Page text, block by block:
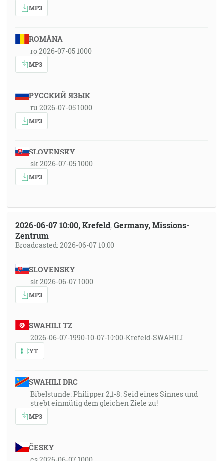
MP3
ROMÂNA
ro 2026-07-05 1000
MP3
РУССКИЙ ЯЗЫК
ru 2026-07-05 1000
MP3
SLOVENSKY
sk 2026-07-05 1000
MP3
2026-06-07 10:00, Krefeld, Germany, Missions-
Zentrum
Broadcasted: 2026-06-07 10:00
SLOVENSKY
sk 2026-06-07 1000
MP3
SWAHILI TZ
2026-06-07-1990-10-07-10:00-Krefeld-SWAHILI
YT
SWAHILI DRC
Bibelstunde: Philipper 2,1-8: Seid eines Sinnes und
strebt einmütig dem gleichen Ziele zu!
MP3
ČESKY